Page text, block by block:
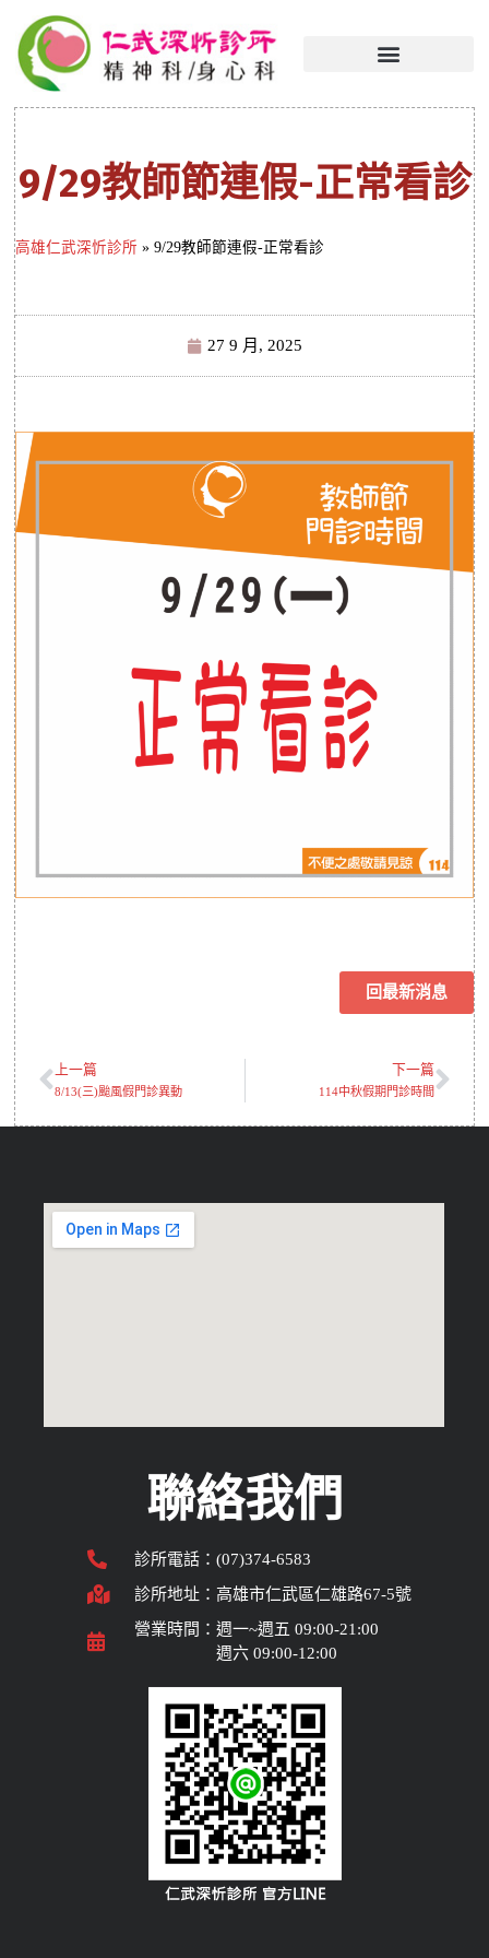
9/29教師節連假-正常看診
高雄仁武深忻診所 »9/29教師節連假-正常看診
27 9 月, 2025
回最新消息
上一篇
8/13(三)颱風假門診異動
下一篇
114中秋假期門診時間
聯絡我們
診所電話：(07)374-6583
診所地址：高雄市仁武區仁雄路67-5號
營業時間：週一~週五 09:00-21:00
週六 09:00-12:00